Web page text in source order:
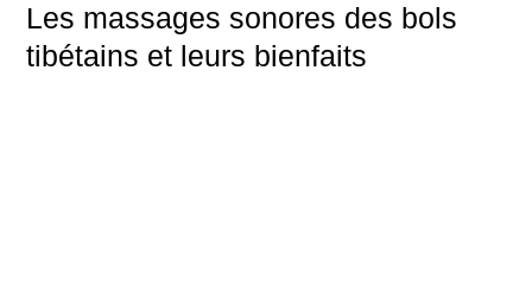
Les massages sonores des bols
tibétains et leurs bienfaits